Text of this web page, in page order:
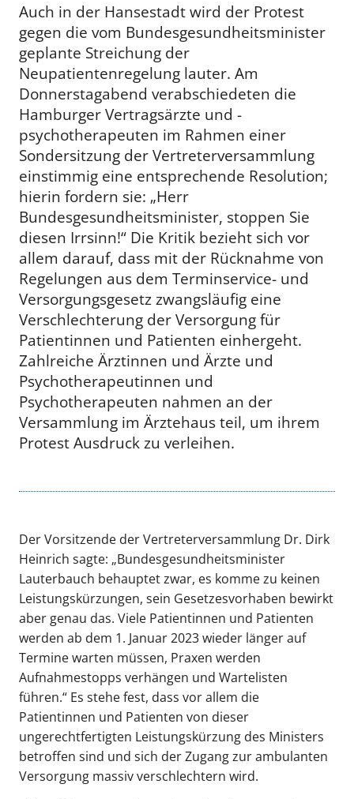
Auch in der Hansestadt wird der Protest
gegen die vom Bundesgesundheitsminister
geplante Streichung der
Neupatientenregelung lauter. Am
Donnerstagabend verabschiedeten die
Hamburger Vertragsärzte und -
psychotherapeuten im Rahmen einer
Sondersitzung der Vertreterversammlung
einstimmig eine entsprechende Resolution;
hierin fordern sie: „Herr
Bundesgesundheitsminister, stoppen Sie
diesen Irrsinn!“ Die Kritik bezieht sich vor
allem darauf, dass mit der Rücknahme von
Regelungen aus dem Terminservice- und
Versorgungsgesetz zwangsläufig eine
Verschlechterung der Versorgung für
Patientinnen und Patienten einhergeht.
Zahlreiche Ärztinnen und Ärzte und
Psychotherapeutinnen und
Psychotherapeuten nahmen an der
Versammlung im Ärztehaus teil, um ihrem
Protest Ausdruck zu verleihen.
Der Vorsitzende der Vertreterversammlung Dr. Dirk
Heinrich sagte: „Bundesgesundheitsminister
Lauterbauch behauptet zwar, es komme zu keinen
Leistungskürzungen, sein Gesetzesvorhaben bewirkt
aber genau das. Viele Patientinnen und Patienten
werden ab dem 1. Januar 2023 wieder länger auf
Termine warten müssen, Praxen werden
Aufnahmestopps verhängen und Wartelisten
führen.“ Es stehe fest, dass vor allem die
Patientinnen und Patienten von dieser
ungerechtfertigten Leistungskürzung des Ministers
betroffen sind und sich der Zugang zur ambulanten
Versorgung massiv verschlechtern wird.